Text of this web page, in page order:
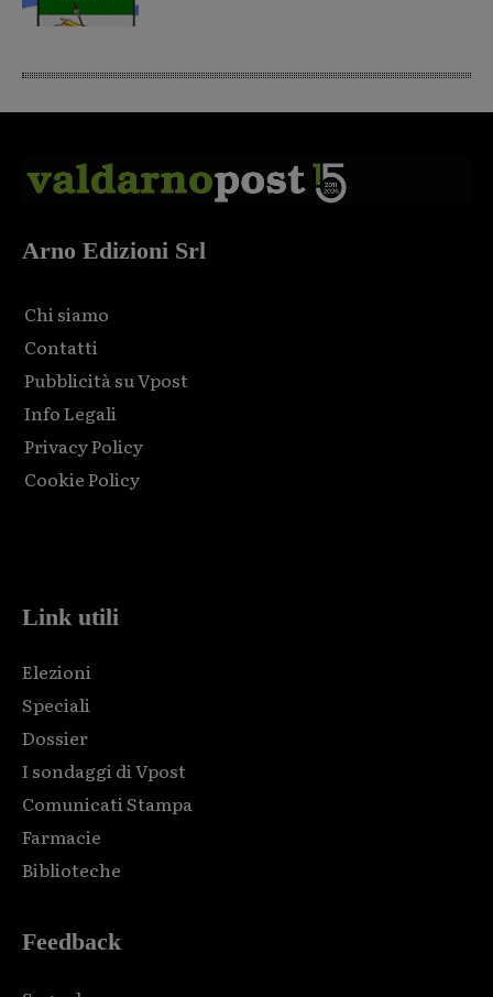
Arno Edizioni Srl
Chi siamo
Contatti
Pubblicità su Vpost
Info Legali
Privacy Policy
Cookie Policy
Link utili
Elezioni
Speciali
Dossier
I sondaggi di Vpost
Comunicati Stampa
Farmacie
Biblioteche
Feedback